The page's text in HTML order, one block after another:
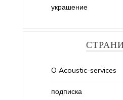
украшение
O Acoustic-services
подписка